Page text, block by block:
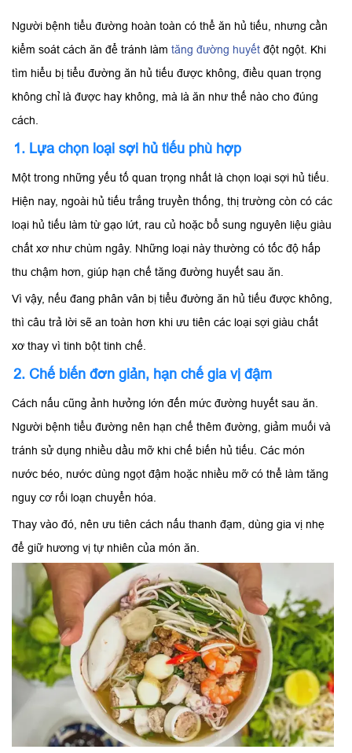
Người bệnh tiểu đường hoàn toàn có thể ăn hủ tiếu, nhưng cần
kiểm soát cách ăn để tránh làm tăng đường huyết đột ngột. Khi
tìm hiểu bị tiểu đường ăn hủ tiếu được không, điều quan trọng
không chỉ là được hay không, mà là ăn như thế nào cho đúng
cách.
1. Lựa chọn loại sợi hủ tiếu phù hợp
Một trong những yếu tố quan trọng nhất là chọn loại sợi hủ tiếu.
Hiện nay, ngoài hủ tiếu trắng truyền thống, thị trường còn có các
loại hủ tiếu làm từ gạo lứt, rau củ hoặc bổ sung nguyên liệu giàu
chất xơ như chùm ngây. Những loại này thường có tốc độ hấp
thu chậm hơn, giúp hạn chế tăng đường huyết sau ăn.
Vì vậy, nếu đang phân vân bị tiểu đường ăn hủ tiếu được không,
thì câu trả lời sẽ an toàn hơn khi ưu tiên các loại sợi giàu chất
xơ thay vì tinh bột tinh chế.
2. Chế biến đơn giản, hạn chế gia vị đậm
Cách nấu cũng ảnh hưởng lớn đến mức đường huyết sau ăn.
Người bệnh tiểu đường nên hạn chế thêm đường, giảm muối và
tránh sử dụng nhiều dầu mỡ khi chế biến hủ tiếu. Các món
nước béo, nước dùng ngọt đậm hoặc nhiều mỡ có thể làm tăng
nguy cơ rối loạn chuyển hóa.
Thay vào đó, nên ưu tiên cách nấu thanh đạm, dùng gia vị nhẹ
để giữ hương vị tự nhiên của món ăn.